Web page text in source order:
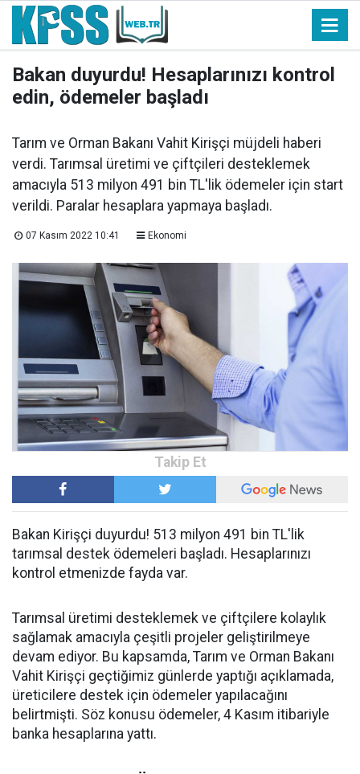
Bakan duyurdu! Hesaplarınızı kontrol
edin, ödemeler başladı
Tarım ve Orman Bakanı Vahit Kirişçi müjdeli haberi
verdi. Tarımsal üretimi ve çiftçileri desteklemek
amacıyla 513 milyon 491 bin TL'lik ödemeler için start
verildi. Paralar hesaplara yapmaya başladı.
07 Kasım 2022 10:41 Ekonomi
Bakan Kirişçi duyurdu! 513 milyon 491 bin TL'lik
tarımsal destek ödemeleri başladı. Hesaplarınızı
kontrol etmenizde fayda var.
Tarımsal üretimi desteklemek ve çiftçilere kolaylık
sağlamak amacıyla çeşitli projeler geliştirilmeye
devam ediyor. Bu kapsamda, Tarım ve Orman Bakanı
Vahit Kirişçi geçtiğimiz günlerde yaptığı açıklamada,
üreticilere destek için ödemeler yapılacağını
belirtmişti. Söz konusu ödemeler, 4 Kasım itibariyle
banka hesaplarına yattı.